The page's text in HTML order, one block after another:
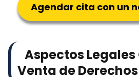
Agendar cita con un
Aspectos
Venta de